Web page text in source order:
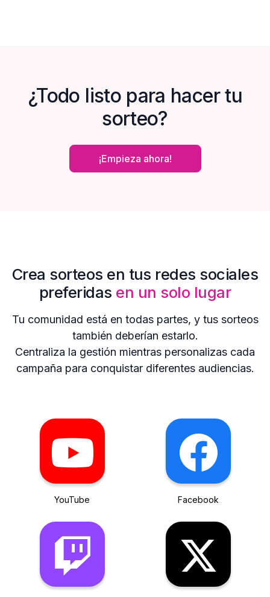
¿Todo listo para hacer tu
sorteo?
¡Empieza ahora!
Crea sorteos en tus redes sociales
preferidas en un solo lugar
Tu comunidad está en todas partes, y tus sorteos
también deberían estarlo.
Centraliza la gestión mientras personalizas cada
campaña para conquistar diferentes audiencias.
YouTube Facebook